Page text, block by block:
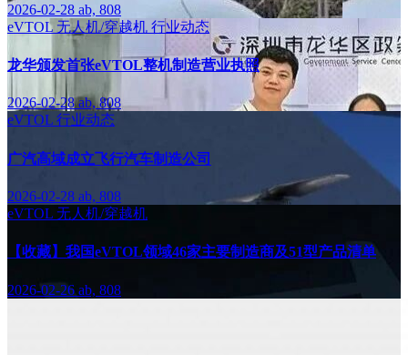
2026-02-28 ab, 808
eVTOL 无人机/穿越机 行业动态
龙华颁发首张eVTOL整机制造营业执照
2026-02-28ab, 808
eVTOL 行业动态
广汽高域成立飞行汽车制造公司
2026-02-28 ab, 808
eVTOL 无人机/穿越机
【收藏】我国eVTOL领域46家主要制造商及51型产品清单
2026-02-26 ab, 808